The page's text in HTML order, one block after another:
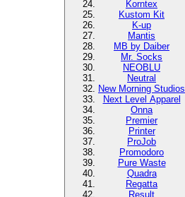
Korntex
Kustom Kit
K-up
Mantis
MB by Daiber
Mr. Socks
NEOBLU
Neutral
New Morning Studios
Next Level Apparel
Onna
Premier
Printer
ProJob
Promodoro
Pure Waste
Quadra
Regatta
Result